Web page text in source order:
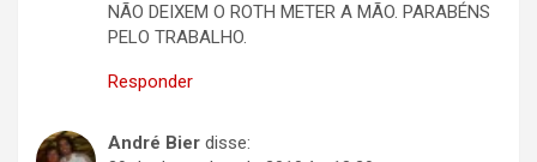
NÃO DEIXEM O ROTH METER A MÃO. PARABÉNS
PELO TRABALHO.
Responder
André Bier disse: